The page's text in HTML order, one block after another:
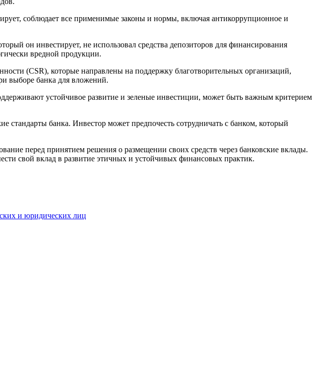
соблюдает все применимые законы и нормы, включая антикоррупционное и
он инвестирует, не использовал средства депозиторов для финансирования
вредной продукции.
(CSR), которые направлены на поддержку благотворительных организаций,
выборе банка для вложений.
устойчивое развитие и зеленые инвестиции, может быть важным критерием
стандарты банка. Инвестор может предпочесть сотрудничать с банком, который
перед принятием решения о размещении своих средств через банковские вклады.
свой вклад в развитие этичных и устойчивых финансовых практик.
и юридических лиц